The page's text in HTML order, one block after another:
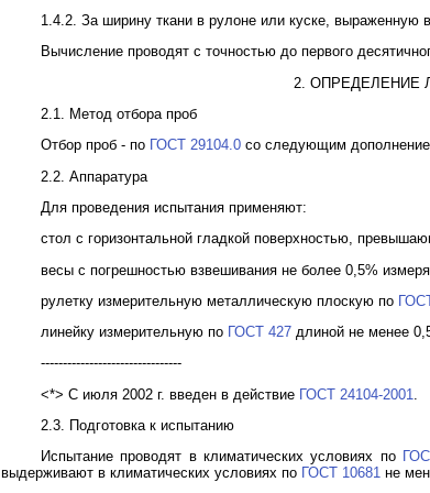
1.4.2. За ширину ткани в рулоне или куске, выраженную
Вычисление проводят с точностью до первого
2. ОПРЕДЕЛЕНИЕ
2.1. Метод отбора проб
Отбор проб - по ГОСТ 29104.0 со следующим
2.2. Аппаратура
Для проведения испытания применяют:
стол с горизонтальной гладкой поверхностью,
весы с погрешностью взвешивания не более 0,5%
рулетку измерительную металлическую плоскую по
линейку измерительную по ГОСТ 427 длиной не менее
--------------------------------
<*> С июля 2002 г. введен в действие ГОСТ 24104-2001
2.3. Подготовка к испытанию
Испытание проводят в климатических условиях по
выдерживают в климатических условиях по ГОСТ 10681 не